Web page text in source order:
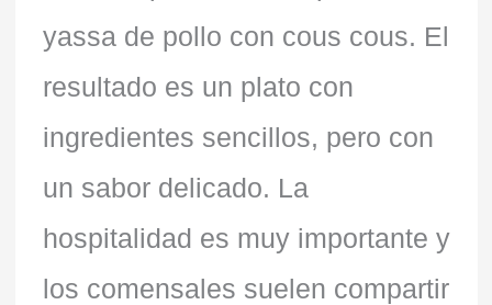
yassa de pollo con cous cous. El
resultado es un plato con
ingredientes sencillos, pero con
un sabor delicado. La
hospitalidad es muy importante y
los comensales suelen compartir